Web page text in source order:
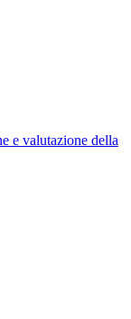
e valutazione della